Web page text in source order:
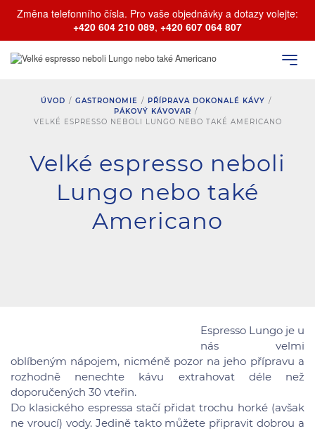
Změna telefonního čísla. Pro vaše objednávky a dotazy volejte:
+420 604 210 089, +420 607 064 807
ÚVOD / GASTRONOMIE / PŘÍPRAVA DOKONALÉ KÁVY /
PÁKOVÝ KÁVOVAR /
VELKÉ ESPRESSO NEBOLI LUNGO NEBO TAKÉ AMERICANO
Velké espresso neboli
Lungo nebo také
Americano
Espresso Lungo je u
nás velmi
oblíbeným nápojem, nicméně pozor na jeho přípravu a
rozhodně nenechte kávu extrahovat déle než
doporučených 30 vteřin.
Do klasického espressa stačí přidat trochu horké (avšak
ne vroucí) vody. Jedině takto můžete připravit dobrou a